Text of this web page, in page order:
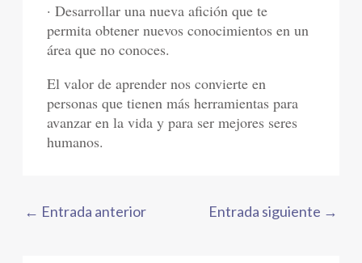
· Desarrollar una nueva afición que te
permita obtener nuevos conocimientos en un
área que no conoces.
El valor de aprender nos convierte en
personas que tienen más herramientas para
avanzar en la vida y para ser mejores seres
humanos.
← Entrada anterior Entrada siguiente →